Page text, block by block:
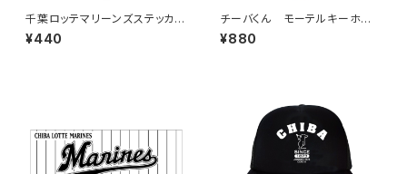
千葉ロッテマリーンズステッカー
15
¥440
チーバくん モーテルキーホル
ダー design3
¥880